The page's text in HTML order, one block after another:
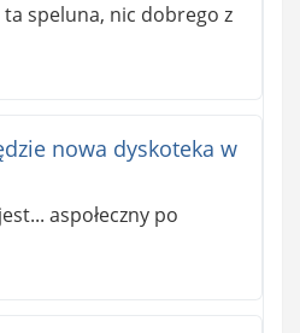
speluna, nic dobrego z
nowa dyskoteka w
aspołeczny po